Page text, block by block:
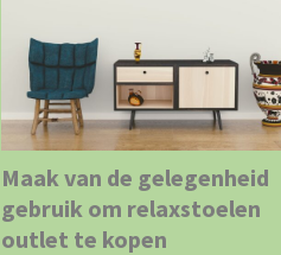
Maak van de gelegenheid
gebruik om relaxstoelen
outlet te kopen